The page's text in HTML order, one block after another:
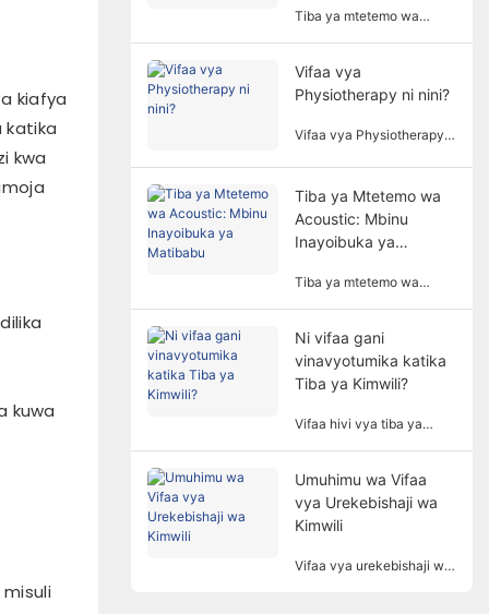
kiafya
katika
kwa
kuwa
Tiba ya mtetemo wa
sauti na amplitudo kutibu
mwili wa binadamu kwa
hutumiwa sana katika
urekebishaji.
Vifaa vya
Physiotherapy ni nini?
Vifaa vya Physiotherapy
matibabu kulingana na
kanuni za kimwili.
Inasaidia wagonjwa
kupunguza dalili na
kwa njia isiyo ya uvamizi.
Tiba ya Mtetemo wa
Acoustic: Mbinu
Inayoibuka ya
Tiba ya mtetemo wa
matibabu, inavutia
umakini wa watu
polepole.
Ni vifaa gani
vinavyotumika katika
Tiba ya Kimwili?
Vifaa hivi vya tiba ya
umeme, mwanga, joto,
sumaku, nk. kutibu
wagonjwa kupitia mbinu
madhumuni ya kupunguza
Umuhimu wa Vifaa
vya Urekebishaji wa
Kimwili
Vifaa vya urekebishaji wa